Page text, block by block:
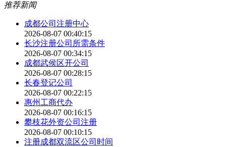
推荐新闻
成都公司注册中心
2026-08-07 00:40:15
长沙注册公司所需条件
2026-08-07 00:34:15
成都武侯区开公司
2026-08-07 00:28:15
长春登记公司
2026-08-07 00:22:15
惠州工商代办
2026-08-07 00:16:15
攀枝花外资公司注册
2026-08-07 00:10:15
注册成都双流区公司时间